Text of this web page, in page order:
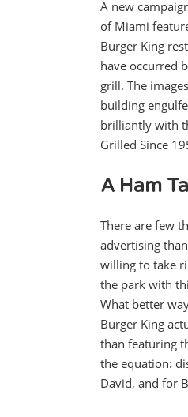
A new
of Miami
Burger King
have occurred
grill. The
building
brilliantly with
Grilled Since
A Ham
There are few
advertising
willing to take
the park with
What better
Burger King
than featuring
the equation:
David, and for